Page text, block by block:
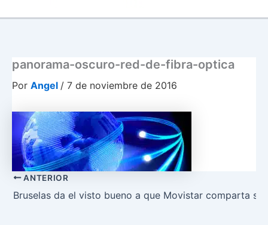
panorama-oscuro-red-de-fibra-optica
Por Angel / 7 de noviembre de 2016
ANTERIOR
Bruselas da el visto bueno a que Movistar comparta